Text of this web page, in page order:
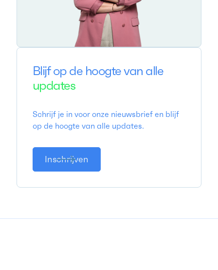
Blijf op de hoogte van alle
updates
Schrijf je in voor onze nieuwsbrief en blijf
op de hoogte van alle updates.
Inschrijven